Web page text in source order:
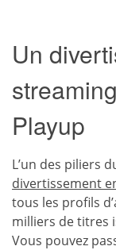
Un
Playup
L’un des piliers
divertissement
tous les profils
milliers de titres
Vous pouvez